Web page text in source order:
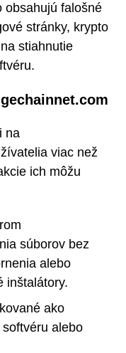
obsahujú falošné
stránky, krypto
stiahnutie
na
viac než
ich môžu
súborov bez
alebo
inštalátory.
ako
alebo